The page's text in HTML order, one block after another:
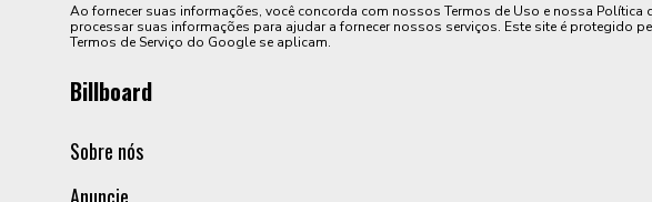
Ao fornecer suas informações, você concorda com nossos Termos de Uso e nossa
processar suas informações para ajudar a fornecer nossos serviços. Este site é protegido
Termos de Serviço do Google se aplicam.
Billboard
Sobre nós